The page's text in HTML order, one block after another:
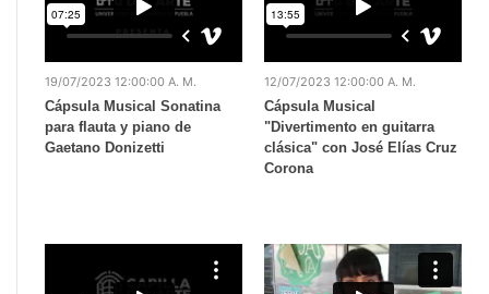
19/07/2023 12:00:00 A. M.
Cápsula Musical Sonatina
para flauta y piano de
Gaetano Donizetti
12/07/2023 12:00:00 A. M.
Cápsula Musical
"Divertimento en guitarra
clásica" con José Elías Cruz
Corona